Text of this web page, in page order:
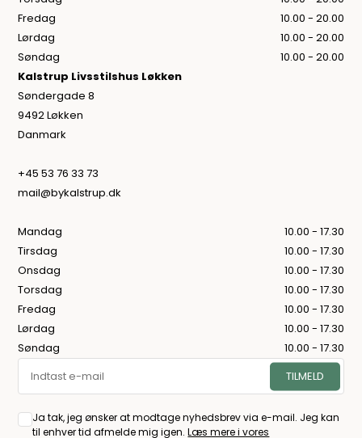
Fredag
10.00 - 20.00
Lørdag
10.00 - 20.00
Søndag
10.00 - 20.00
Kalstrup Livsstilshus Løkken
Søndergade 8
9492 Løkken
Danmark
+45 53 76 33 73
mail@bykalstrup.dk
Mandag
10.00 - 17.30
Tirsdag
10.00 - 17.30
Onsdag
10.00 - 17.30
Torsdag
10.00 - 17.30
Fredag
10.00 - 17.30
Lørdag
10.00 - 17.30
Søndag
10.00 - 17.30
Ja tak, jeg ønsker at modtage nyhedsbrev via e-mail. Jeg kan
til enhver tid afmelde mig igen.Læs mere i vores